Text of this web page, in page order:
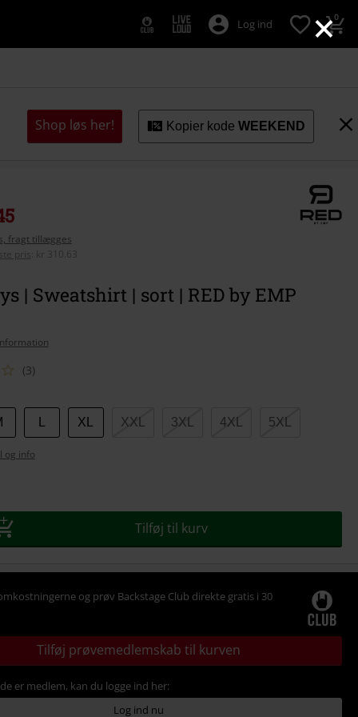
×
Log ind 0
Shop løs her! Kopier kode WEEKEND
fragt tillægges
pris
kr 310.63
| Sweatshirt | sort | RED by EMP
(3)
XL XXL 3XL 4XL 5XL
og info
Tilføj til kurv
og prøv Backstage Club direkte gratis i 30
Tilføj prøvemedlemskab til kurven
er medlem, kan du logge ind her:
Log ind nu